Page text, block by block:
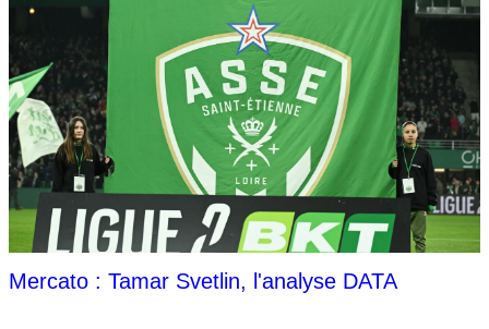
Mercato : Tamar Svetlin, l'analyse DATA